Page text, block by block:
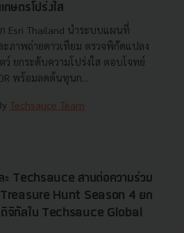
ษตรโปร่งใส
Esri Thailand นำระบบแผนที่
ะภาพถ่ายดาวเทียม ตรวจพิกัดแปลง
ยกระดับความโปร่งใส ตอบโจทย์
พร้อมลดต้นทุนก...
Techsauce Team
Techsauce สานต่อความร่วม
Hunt Season 4 ยก
จิทัลใน Techsauce Global